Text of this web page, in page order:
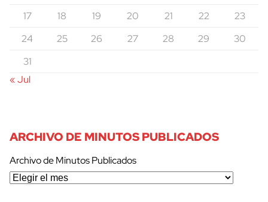
17
18 19 20 21 22
23
24
25 26 27 28 29
30
31
« Jul
ARCHIVO DE MINUTOS PUBLICADOS
Archivo de Minutos Publicados